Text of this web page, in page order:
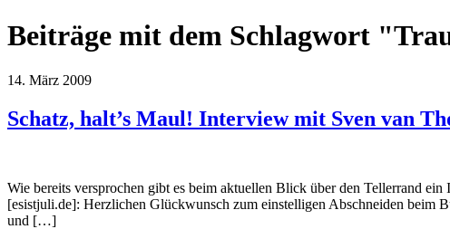
Beiträge mit dem Schlagwort
14. März 2009
Schatz, halt’s Maul! Interview mit Sven van
Wie bereits versprochen gibt es beim aktuellen Blick über den Tellerrand
[esistjuli.de]: Herzlichen Glückwunsch zum einstelligen Abschneiden beim
und […]